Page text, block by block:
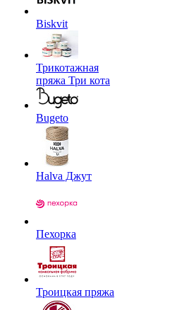
Biskvit
Трикотажная
пряжа Три кота
Bugeto
Halva Джут
Пехорка
Троицкая пряжа